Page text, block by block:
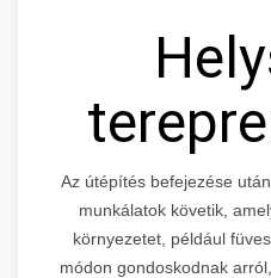
Az útépítés befejezése
munkálatok követik,
környezetet, például
módon gondoskodnak